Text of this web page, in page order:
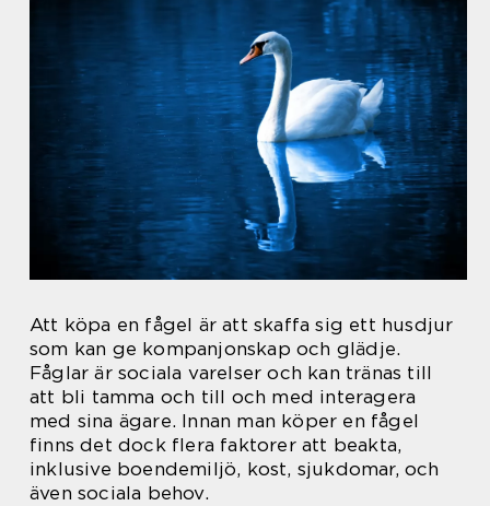
Att köpa en fågel är att skaffa sig ett husdjur
som kan ge kompanjonskap och glädje.
Fåglar är sociala varelser och kan tränas till
att bli tamma och till och med interagera
med sina ägare. Innan man köper en fågel
finns det dock flera faktorer att beakta,
inklusive boendemiljö, kost, sjukdomar, och
även sociala behov.